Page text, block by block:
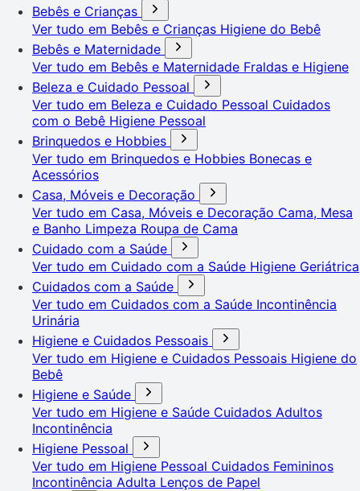
Bebês e Crianças
Ver tudo em Bebês e Crianças Higiene do Bebê
Bebês e Maternidade
Ver tudo em Bebês e Maternidade Fraldas e Higiene
Beleza e Cuidado Pessoal
Ver tudo em Beleza e Cuidado Pessoal Cuidados
com o Bebê Higiene Pessoal
Brinquedos e Hobbies
Ver tudo em Brinquedos e Hobbies Bonecas e
Acessórios
Casa, Móveis e Decoração
Ver tudo em Casa, Móveis e Decoração Cama, Mesa
e Banho Limpeza Roupa de Cama
Cuidado com a Saúde
Ver tudo em Cuidado com a Saúde Higiene Geriátrica
Cuidados com a Saúde
Ver tudo em Cuidados com a Saúde Incontinência
Urinária
Higiene e Cuidados Pessoais
Ver tudo em Higiene e Cuidados Pessoais Higiene do
Bebê
Higiene e Saúde
Ver tudo em Higiene e Saúde Cuidados Adultos
Incontinência
Higiene Pessoal
Ver tudo em Higiene Pessoal Cuidados Femininos
Incontinência Adulta Lenços de Papel